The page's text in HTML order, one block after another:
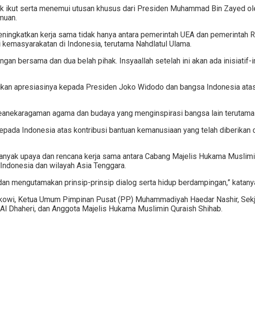
ikut serta menemui utusan khusus dari Presiden Muhammad Bin Zayed
kerja sama tidak hanya antara pemerintah UEA dan
di Indonesia, terutama Nahdlatul Ulama.
bersama dan dua belah pihak. Insyaallah setelah ini akan ada
apresiasinya kepada Presiden Joko Widodo dan bangsa Indonesia
agama dan budaya yang menginspirasi bangsa lain
Indonesia atas kontribusi bantuan kemanusiaan yang telah diberikan
upaya dan rencana kerja sama antara Cabang Majelis Hukama
dan wilayah Asia Tenggara.
mengutamakan prinsip-prinsip dialog serta hidup berdampingan,”
Ketua Umum Pimpinan Pusat (PP) Muhammadiyah Haedar Nashir,
Dhaheri, dan Anggota Majelis Hukama Muslimin Quraish Shihab.